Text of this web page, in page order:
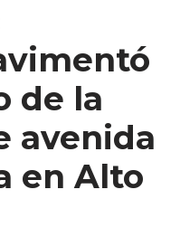
de la
avenida
en Alto